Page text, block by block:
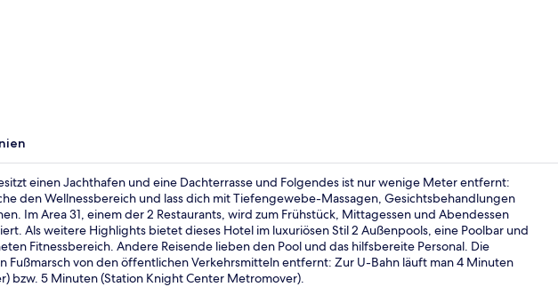
Ausblick
einen Jachthafen und eine Dachterrasse und Folgendes ist nur wenige Meter entfernt:
den Wellnessbereich und lass dich mit Tiefengewebe-Massagen, Gesichtsbehandlungen
Im Area 31, einem der 2 Restaurants, wird zum Frühstück, Mittagessen und Abendessen
Als weitere Highlights bietet dieses Hotel im luxuriösen Stil 2 Außenpools, eine Poolbar und
Fitnessbereich. Andere Reisende lieben den Pool und das hilfsbereite Personal. Die
Fußmarsch von den öffentlichen Verkehrsmitteln entfernt: Zur U-Bahn läuft man 4 Minuten
bzw. 5 Minuten (Station Knight Center Metromover).